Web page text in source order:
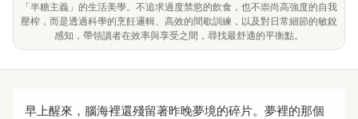
「半糖主義」的生活美學。不追求過度禁慾的飲食，也不崇尚高強度的自我
壓榨，而是透過科學的烹飪邏輯、高效的間歇訓練，以及對日常細節的敏銳
感知，帶領讀者在效率與享受之間，尋找最舒適的平衡點。
早上醒來，腦海裡還殘留著昨晚夢境的碎片。夢裡的那個